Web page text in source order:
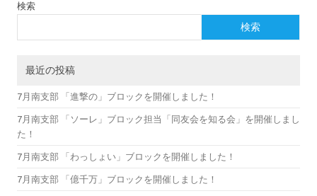
検索
検索
最近の投稿
7月南支部 「進撃の」ブロックを開催しました！
7月南支部 「ソーレ」ブロック担当「同友会を知る会」を開催しまし
た！
7月南支部 「わっしょい」ブロックを開催しました！
7月南支部 「億千万」ブロックを開催しました！